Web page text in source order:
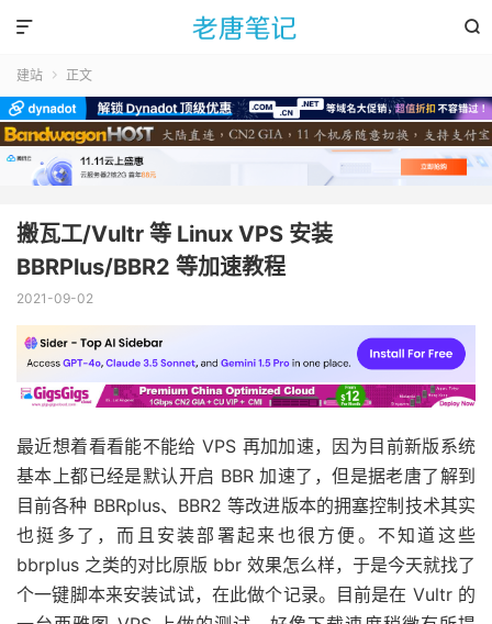


建站  正文
搬瓦工/Vultr 等 Linux VPS 安装
BBRPlus/BBR2 等加速教程
2021-09-02
最近想着看看能不能给 VPS 再加加速，因为目前新版系统
基本上都已经是默认开启 BBR 加速了，但是据老唐了解到
目前各种 BBRplus、BBR2 等改进版本的拥塞控制技术其实
也挺多了，而且安装部署起来也很方便。不知道这些
bbrplus 之类的对比原版 bbr 效果怎么样，于是今天就找了
个一键脚本来安装试试，在此做个记录。目前是在 Vultr 的